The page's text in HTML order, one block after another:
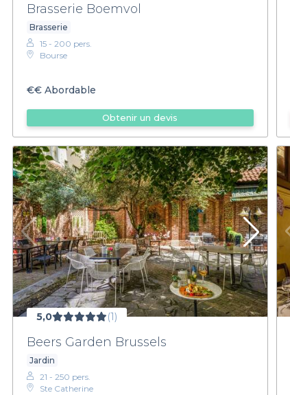
Brasserie Boemvol
Brasserie
15 - 200 pers.
Bourse
€€ Abordable
Obtenir un devis
5,0 (1)
Beers Garden Brussels
Jardin
21 - 250 pers.
Ste Catherine